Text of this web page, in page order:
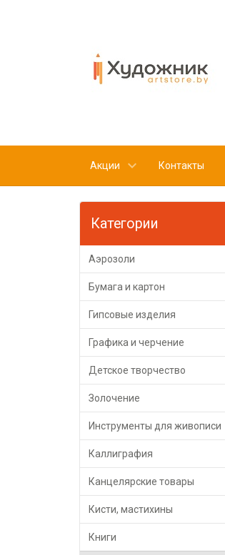
Акции Контакты
Категории
Аэрозоли
Бумага и картон
Гипсовые изделия
Графика и черчение
Детское творчество
Золочение
Инструменты для живописи
Каллиграфия
Канцелярские товары
Кисти, мастихины
Книги